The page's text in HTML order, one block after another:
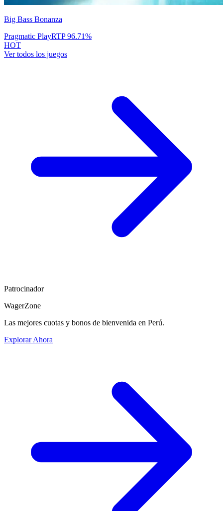
Big Bass Bonanza
Pragmatic PlayRTP96.71%
HOT
Ver todos los juegos
Patrocinador
WagerZone
Las mejores cuotas y bonos de bienvenida en Perú.
Explorar Ahora